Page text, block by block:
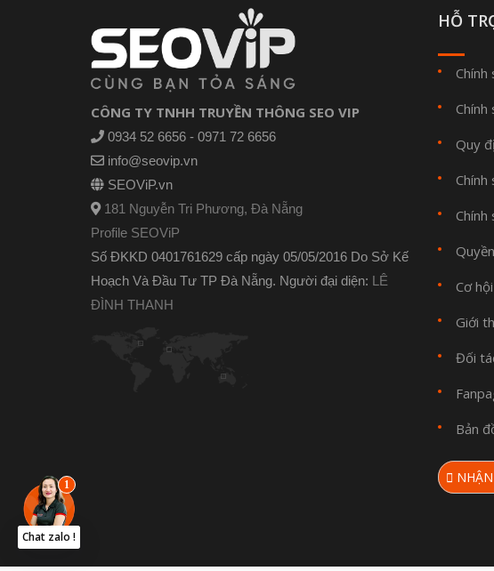
CÔNG TY TNHH TRUYỀN THÔNG SEO VIP
0934 52 6656 - 0971 72 6656
info@seovip.vn
SEOViP.vn
181 Nguyễn Tri Phương, Đà Nẵng
Profile SEOViP
Số ĐKKD 0401761629 cấp ngày 05/05/2016 Do Sở Kế
Hoạch Và Đầu Tư TP Đà Nẵng. Người đại diện: LÊ
ĐÌNH THANH
HỖ
Quy
Chính
Chính
Cơ
Giới
Đối
Bản
Chat zalo !